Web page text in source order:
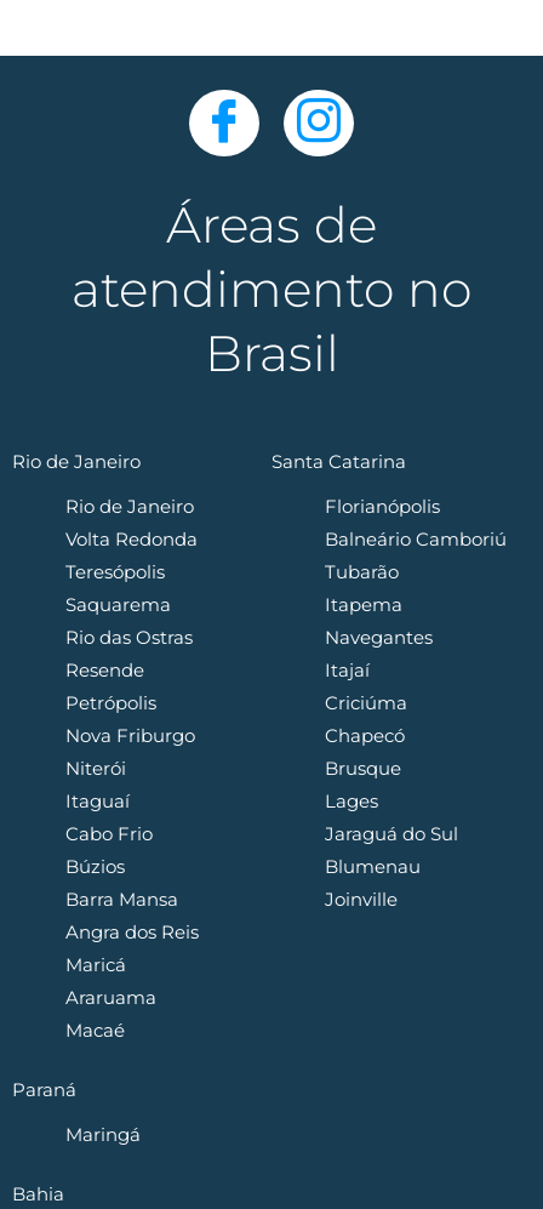
Áreas de
atendimento no
Brasil
Rio de Janeiro
Rio de Janeiro
Volta Redonda
Teresópolis
Saquarema
Rio das Ostras
Resende
Petrópolis
Nova Friburgo
Niterói
Itaguaí
Cabo Frio
Búzios
Barra Mansa
Angra dos Reis
Maricá
Araruama
Macaé
Santa Catarina
Florianópolis
Balneário Camboriú
Tubarão
Itapema
Navegantes
Itajaí
Criciúma
Chapecó
Brusque
Lages
Jaraguá do Sul
Blumenau
Joinville
Paraná
Maringá
Bahia